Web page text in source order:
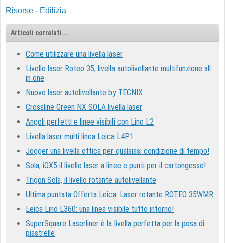
Risorse - Edilizia
Articoli correlati...
Come utilizzare una livella laser
Livello laser Roteo 35, livella autolivellante multifunzione all
in one
Nuovo laser autolivellante by TECNIX
Crossline Green NX SOLA livella laser
Angoli perfetti e linee visibili con Lino L2
Livella laser multi linea Leica L4P1
Jogger una livella ottica per qualsiasi condizione di tempo!
Sola, iOX5 il livello laser a linee e punti per il cartongesso!
Trigon Sola, il livello rotante autolivellante
Ultima puntata Offerta Leica: Laser rotante ROTEO 35WMR
Leica Lino L360: una linea visibile tutto intorno!
SuperSquare Laserliner è la livella perfetta per la posa di
piastrelle